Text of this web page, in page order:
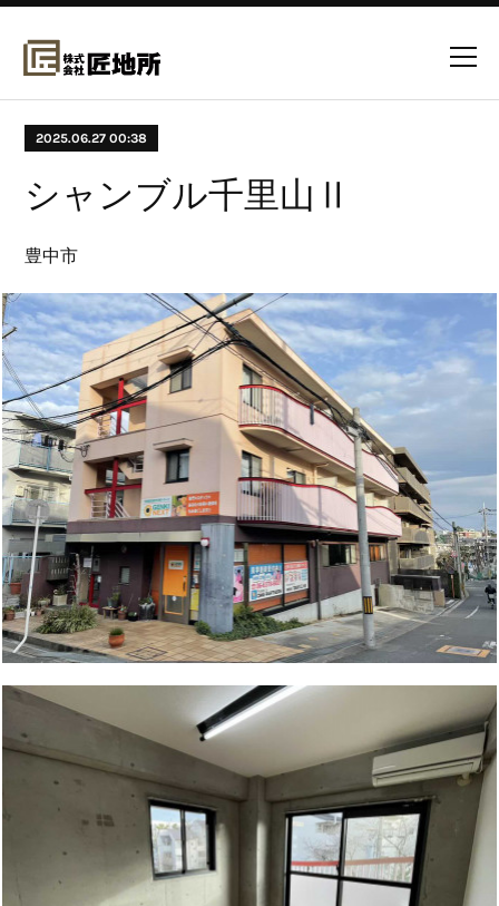
2025.06.27 00:38
シャンブル千里山Ⅱ
豊中市